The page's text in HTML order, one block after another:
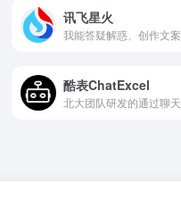
讯飞星火
酷表ChatExcel